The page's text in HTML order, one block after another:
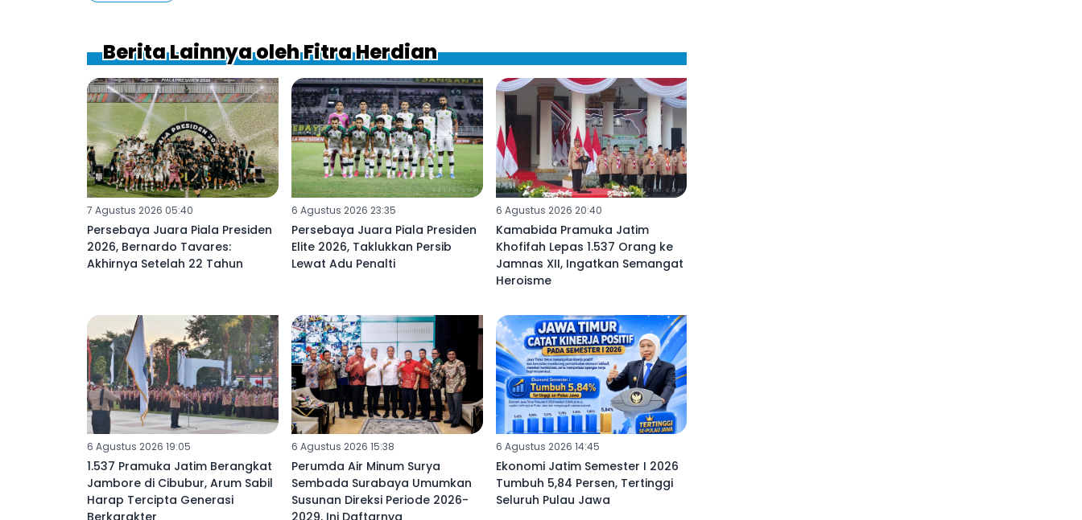
Berita Lainnya oleh Fitra Herdian
7 Agustus 2026 05:40
Persebaya Juara Piala Presiden
2026, Bernardo Tavares:
Akhirnya Setelah 22 Tahun
6 Agustus 2026 23:35
Persebaya Juara Piala Presiden
Elite 2026, Taklukkan Persib
Lewat Adu Penalti
6 Agustus 2026 20:40
Kamabida Pramuka Jatim
Khofifah Lepas 1.537 Orang ke
Jamnas XII, Ingatkan Semangat
Heroisme
6 Agustus 2026 19:05
1.537 Pramuka Jatim Berangkat
Jambore di Cibubur, Arum Sabil
Harap Tercipta Generasi
6 Agustus 2026 15:38
Perumda Air Minum Surya
Sembada Surabaya Umumkan
Susunan Direksi Periode 2026-
6 Agustus 2026 14:45
Ekonomi Jatim Semester I 2026
Tumbuh 5,84 Persen, Tertinggi
Seluruh Pulau Jawa